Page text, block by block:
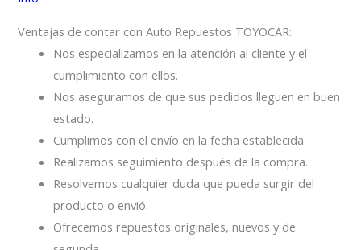
Ventajas de contar con Auto Repuestos TOYOCAR:
Nos especializamos en la atención al cliente y el
cumplimiento con ellos.
Nos aseguramos de que sus pedidos lleguen en buen
estado.
Cumplimos con el envío en la fecha establecida.
Realizamos seguimiento después de la compra.
Resolvemos cualquier duda que pueda surgir del
producto o envió.
Ofrecemos repuestos originales, nuevos y de